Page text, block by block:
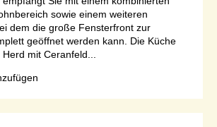
sowie einem weiteren
dem die große Fensterfront zur
geöffnet werden kann. Die Küche
mit Ceranfeld...